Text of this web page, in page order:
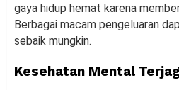
gaya hidup hemat karena
Berbagai macam pengeluaran
sebaik mungkin.
Kesehatan Mental